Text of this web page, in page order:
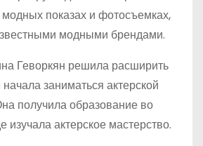
модных показах и фотосъемках,
модными брендами.
Геворкян решила расширить
заниматься актерской
получила образование во
изучала актерское мастерство.